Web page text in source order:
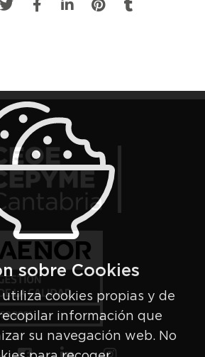
sobre Cookies
cookies propias y de
información que
su navegación web. No